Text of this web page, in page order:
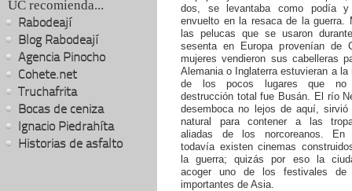
UC recomienda...
Rabodeají
Blog Rabodeají
Agencia Pinocho
Cohete.net
Truchafrita
Bocas de ceniza
Ignacio Piedrahíta
Historias de asfalto
dos, se levantaba como podía y
envuelto en la resaca de la guerra.
las pelucas que se usaron
sesenta en Europa provenían de
mujeres vendieron sus cabelleras
Alemania o Inglaterra estuvieran a la
de los pocos lugares que
destrucción total fue Busán. El río
desemboca no lejos de aquí, sirvió
natural para contener a las
aliadas de los norcoreanos. En
todavía existen cinemas
la guerra; quizás por eso la
acoger uno de los festivales de
importantes de Asia.